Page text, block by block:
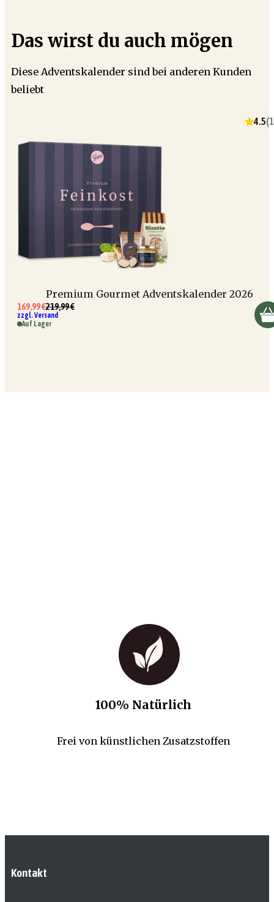
Das wirst du auch mögen
Diese Adventskalender sind bei anderen Kunden
beliebt
4.5(
Premium Gourmet Adventskalender 2026
169,99 €219,99 €
zzgl. Versand
Auf Lager
100% Natürlich
Frei von künstlichen Zusatzstoffen
Kontakt